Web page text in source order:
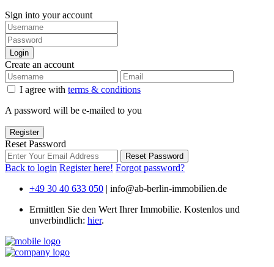
Sign into your account
Login
Create an account
I agree with terms & conditions
A password will be e-mailed to you
Register
Reset Password
Reset Password
Back to login Register here! Forgot password?
+49 30 40 633 050 | info@ab-berlin-immobilien.de
Ermittlen Sie den Wert Ihrer Immobilie. Kostenlos und
unverbindlich: hier.